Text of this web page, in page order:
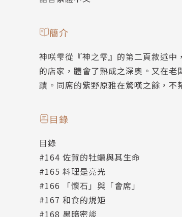
簡介
神咲雫從『神之雫』的第二頁敘述
的店家，體會了熟成之深奧。又在
蹟。同席的紫野原雅在驚嘆之餘，
目錄
目錄
#164 佐賀的牡蠣與其生命
#165 料理是亮光
#166 「懷石」與「會席」
#167 和食的規矩
#168 黑暗密談